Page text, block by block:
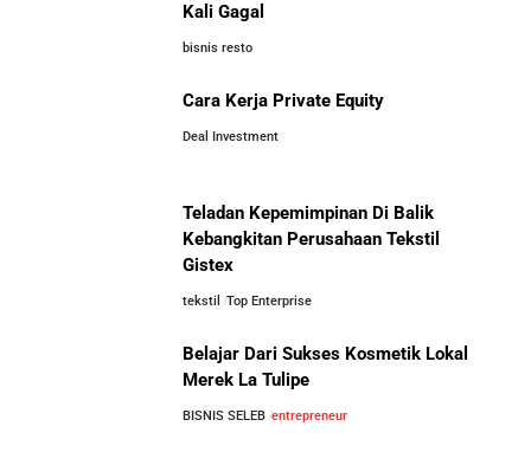
Perusahaan Indonesia Skala
Besar
Perbandingan Gaji Tahunan:
Jepang, Malaysia, dan Arab Saudi
Kisah Sukses Metrodata Electronics: Raja Bisnis TI
Kisah Wardah Group: Dari Usaha Rumahan Jadi
Asal-Usul Kekayaan Erick Thohir dan Boy Thohir
Kisah Sukses Todd Boehly: Cucu Pekerja Pabrik yang
Energi Indonesia yang Mendirikan Medco Group
Kali Gagal
bisnis resto
Cara Kerja Private Equity
Deal Investment
Teladan Kepemimpinan Di Balik
Kebangkitan Perusahaan Tekstil
Gistex
tekstil Top Enterprise
Belajar Dari Sukses Kosmetik Lokal
Merek La Tulipe
BISNIS SELEB entrepreneur